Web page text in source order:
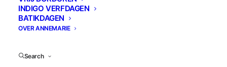
INDIGO VERFDAGEN
BATIKDAGEN
OVER ANNEMARIE
Search